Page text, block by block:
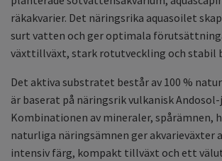
räkakvarier. Det näringsrika aquasoilet
surt vatten och ger optimala
växttillväxt, stark rotutveckling och stabil
Det aktiva substratet består av 100 %
är baserat på näringsrik vulkanisk Andosol-
Kombinationen av mineraler, spårämnen,
naturliga näringsämnen ger akvarieväxter
intensiv färg, kompakt tillväxt och ett